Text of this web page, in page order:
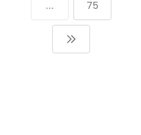
75